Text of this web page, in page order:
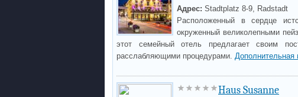
Адрес: Stadtplatz 8-9, Radstadt
Расположенный в сердце
окруженный великолепными
этот семейный отель предлагает своим
расслабляющими процедурами.
Haus Susanne